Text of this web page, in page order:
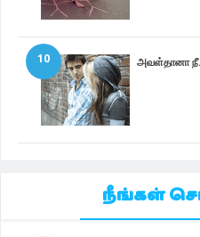
அவள்தானா
10
நீங்கள்